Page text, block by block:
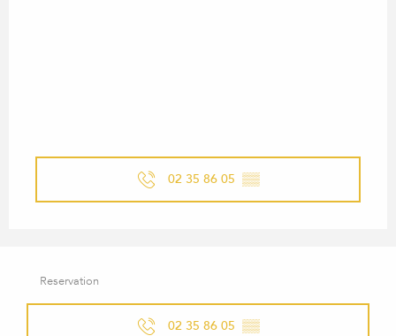
02 35 86 05 ▒▒
Reservation
02 35 86 05 ▒▒